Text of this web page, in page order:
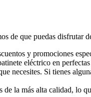
de que puedas
y promociones
eléctrico en
Si tienes
la más alta calidad, lo